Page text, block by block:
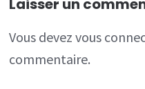
Vous devezvous
commentaire.